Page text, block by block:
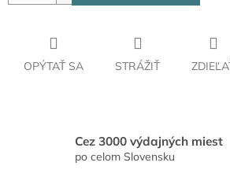
OPÝTAŤ SA STRÁŽIŤ
Cez 3000 výdajných miest
po celom Slovensku